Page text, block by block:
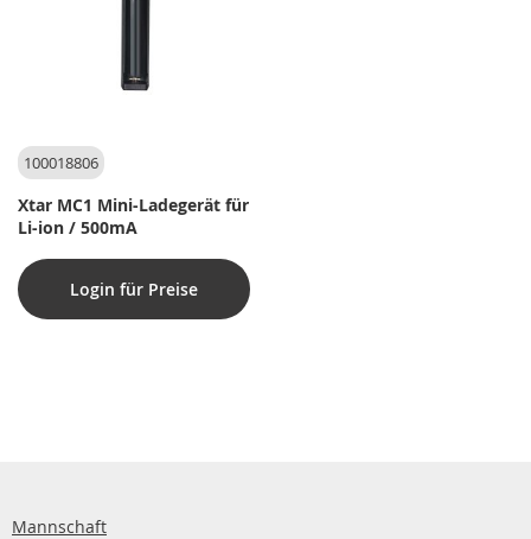
100018806
Xtar MC1 Mini-Ladegerät für
Li-ion / 500mA
Login für Preise
Mannschaft